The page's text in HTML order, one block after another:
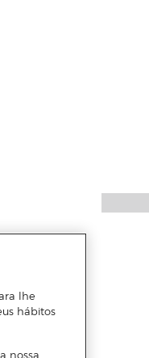
lhe
hábitos
nossa